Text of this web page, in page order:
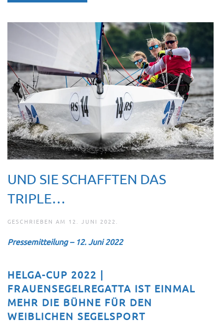
UND SIE SCHAFFTEN DAS
TRIPLE…
GESCHRIEBEN AM 12. JUNI 2022.
Pressemitteilung – 12. Juni 2022
HELGA-CUP 2022 |
FRAUENSEGELREGATTA IST EINMAL
MEHR DIE BÜHNE FÜR DEN
WEIBLICHEN SEGELSPORT